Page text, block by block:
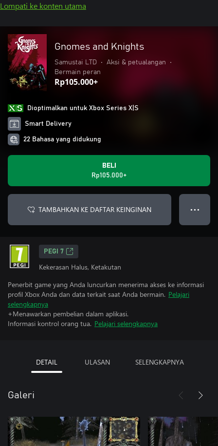
Lompati ke konten utama
Gnomes and Knights
Samustai LTD • Aksi & petualangan
•
Bermain peran
Rp105.000+
Dioptimalkan untuk Xbox Series X|S
Smart Delivery
22 Bahasa yang didukung
BELI
Rp105.000+
TAMBAHKAN KE DAFTAR KEINGINAN ● ● ●
PEGI 7
Kekerasan Halus, Ketakutan
Penerbit game yang Anda luncurkan menerima akses ke informasi
profil Xbox Anda dan data terkait saat Anda bermain. Pelajari
selengkapnya
+Menawarkan pembelian dalam aplikasi.
Informasi kontrol orang tua. Pelajari selengkapnya
DETAIL ULASAN SELENGKAPNYA
Galeri